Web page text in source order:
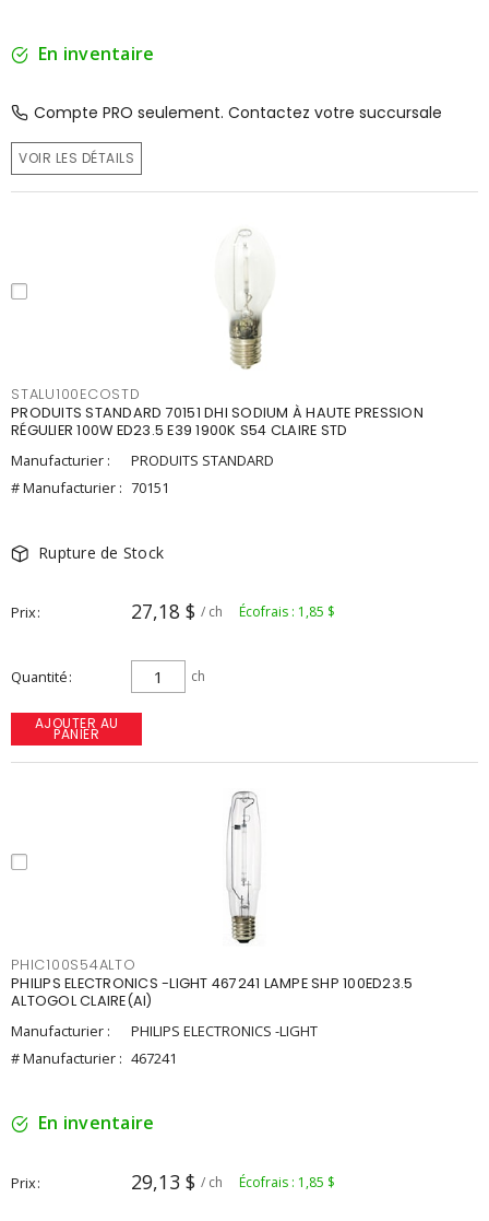
En inventaire
Compte PRO seulement. Contactez votre succursale
VOIR LES DÉTAILS
STALU100ECOSTD
PRODUITS STANDARD 70151 DHI SODIUM À HAUTE PRESSION
RÉGULIER 100W ED23.5 E39 1900K S54 CLAIRE STD
Manufacturier :
PRODUITS STANDARD
# Manufacturier : 70151
Rupture de Stock
Prix 27,18 $ / ch Écofrais : 1,85 $
Quantité ch
AJOUTER AU
PANIER
PHIC100S54ALTO
PHILIPS ELECTRONICS -LIGHT 467241 LAMPE SHP 100ED23.5
ALTOGOL CLAIRE(AI)
Manufacturier :
PHILIPS ELECTRONICS -LIGHT
# Manufacturier : 467241
En inventaire
Prix 29,13 $ / ch Écofrais : 1,85 $